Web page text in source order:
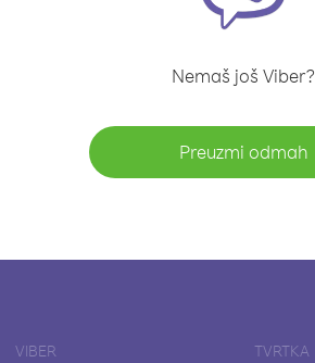
Nemaš još Viber?
Preuzmi odmah
VIBER TVRTKA